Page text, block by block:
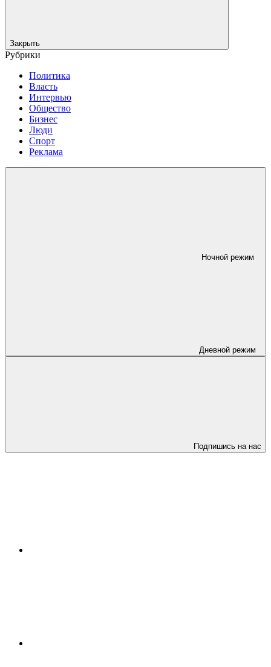
Закрыть
Рубрики
Политика
Власть
Интервью
Общество
Бизнес
Люди
Спорт
Реклама
Ночной режим
Дневной режим
Подпишись на нас